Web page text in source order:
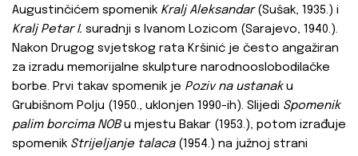
Augustinčićem spomenik Kralj Aleksandar(Sušak, 1935.) i
Kralj Petar I. suradnji s Ivanom Lozicom (Sarajevo, 1940.).
Nakon Drugog svjetskog rata Kršinić je često angažiran
za izradu memorijalne skulpture narodnooslobodilačke
borbe. Prvi takav spomenik je Poziv na ustanaku
Grubišnom Polju (1950., uklonjen 1990-ih). Slijedi Spomenik
palim borcima NOBu mjestu Bakar (1953.), potom izrađuje
spomenik Strijeljanje talaca(1954.) na južnoj strani